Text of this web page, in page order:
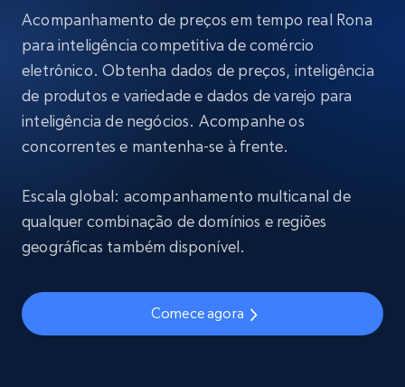
Acompanhamento de preços em tempo real Rona
para inteligência competitiva de comércio
eletrônico. Obtenha dados de preços, inteligência
de produtos e variedade e dados de varejo para
inteligência de negócios. Acompanhe os
concorrentes e mantenha-se à frente.
Escala global: acompanhamento multicanal de
qualquer combinação de domínios e regiões
geográficas também disponível.
Comece agora